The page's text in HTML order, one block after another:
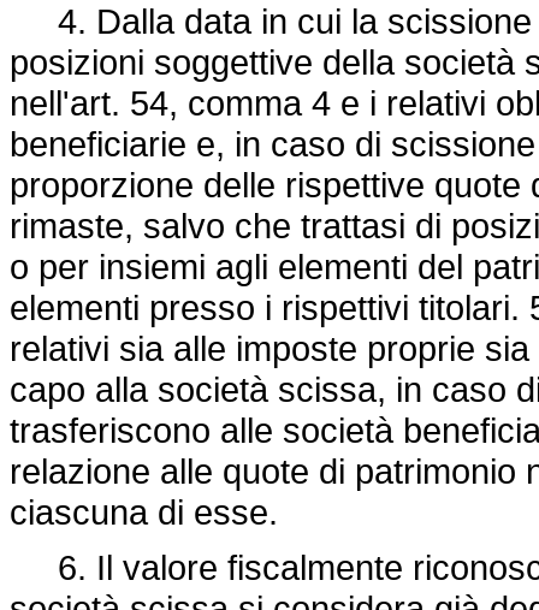
4. Dalla data in cui la scissione
posizioni soggettive della società
nell'art. 54, comma 4 e i relativi
beneficiarie e, in caso di
proporzione delle rispettive
rimaste, salvo che trattasi di
o per insiemi agli elementi del
elementi presso i rispettivi
relativi sia alle imposte proprie
capo alla società scissa, in caso
trasferiscono alle società
relazione alle quote di patrimonio
ciascuna di esse.
6. Il valore fiscalmente